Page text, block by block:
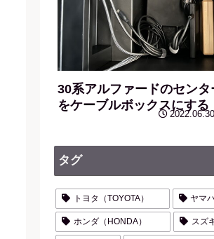
30系アルファードのセン
をケーブルボックスにする
2022.06.30
タグ
トヨタ（TOYOTA） ヤマ
ホンダ（HONDA） スズ